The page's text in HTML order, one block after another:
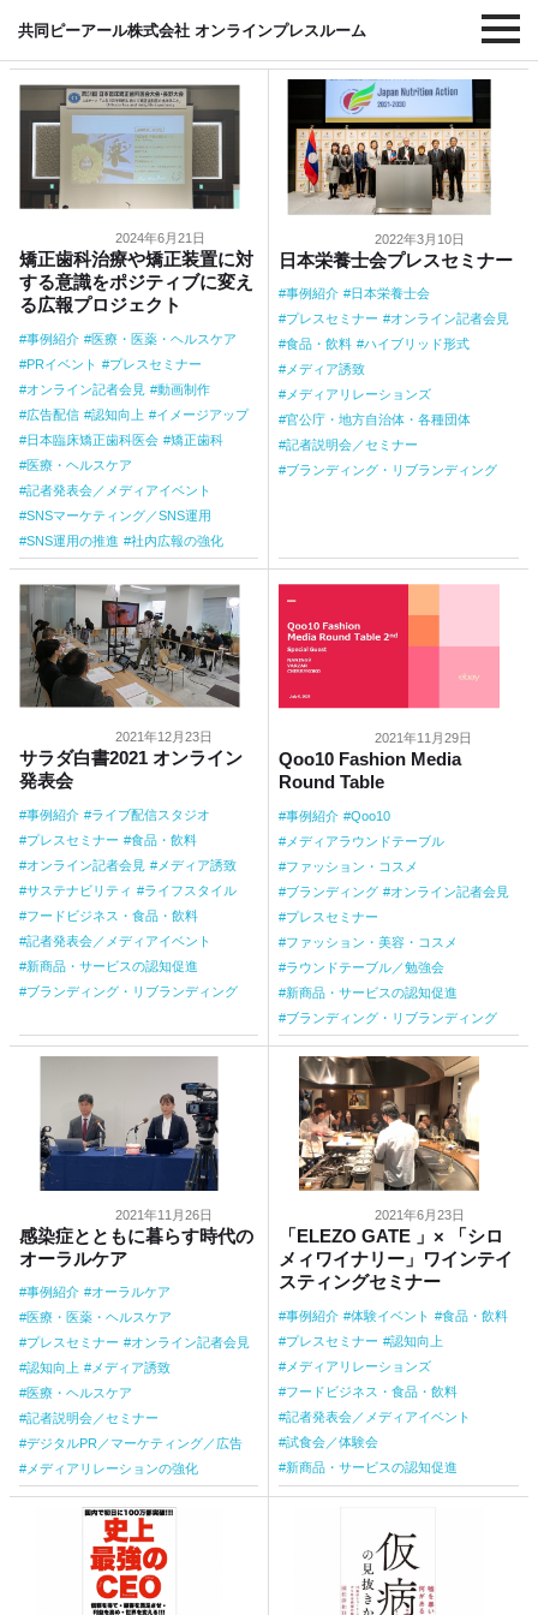
共同ピーアール株式会社 オンラインプレスルーム
#プレスセミナー
2024年6月21日
矯正歯科治療や矯正装置に対
する意識をポジティブに変え
る広報プロジェクト
事例紹介
医療・医薬・ヘルスケア
PRイベント
プレスセミナー
オンライン記者会見
動画制作
広告配信
認知向上
イメージアップ
日本臨床矯正歯科医会
矯正歯科
医療・ヘルスケア
記者発表会／メディアイベント
SNSマーケティング／SNS運用
SNS運用の推進
社内広報の強化
2022年3月10日
日本栄養士会プレスセミナー
事例紹介
日本栄養士会
プレスセミナー
オンライン記者会見
食品・飲料
ハイブリッド形式
メディア誘致
メディアリレーションズ
官公庁・地方自治体・各種団体
記者説明会／セミナー
ブランディング・リブランディング
2021年12月23日
サラダ白書2021 オンライン
発表会
事例紹介
ライブ配信スタジオ
プレスセミナー
食品・飲料
オンライン記者会見
メディア誘致
サステナビリティ
ライフスタイル
フードビジネス・食品・飲料
記者発表会／メディアイベント
新商品・サービスの認知促進
ブランディング・リブランディング
2021年11月29日
Qoo10 Fashion Media
Round Table
事例紹介
Qoo10
メディアラウンドテーブル
ファッション・コスメ
ブランディング
オンライン記者会見
プレスセミナー
ファッション・美容・コスメ
ラウンドテーブル／勉強会
新商品・サービスの認知促進
ブランディング・リブランディング
2021年11月26日
感染症とともに暮らす時代の
オーラルケア
事例紹介
オーラルケア
医療・医薬・ヘルスケア
プレスセミナー
オンライン記者会見
認知向上
メディア誘致
医療・ヘルスケア
記者説明会／セミナー
デジタルPR／マーケティング／広告
メディアリレーションの強化
2021年6月23日
「ELEZO GATE 」× 「シロ
メィワイナリー」ワインテイ
スティングセミナー
事例紹介 体験イベント
食品・飲料
プレスセミナー
認知向上
メディアリレーションズ
フードビジネス・食品・飲料
記者発表会／メディアイベント
試食会／体験会
新商品・サービスの認知促進